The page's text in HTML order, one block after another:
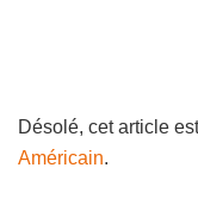
Désolé, cet article
Américain.